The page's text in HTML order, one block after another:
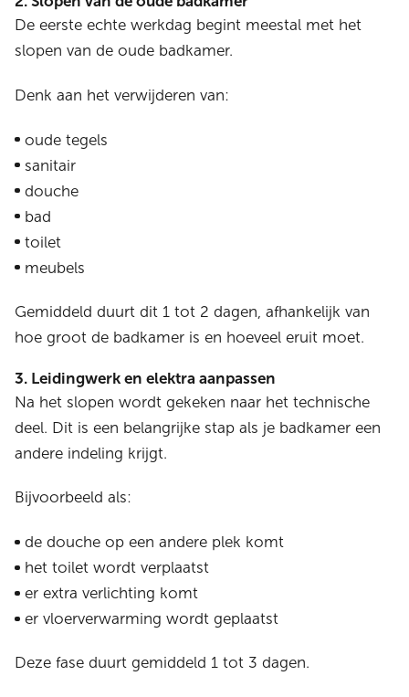
De eerste echte werkdag begint meestal met het
slopen van de oude badkamer.
Denk aan het verwijderen van:
oude tegels
sanitair
douche
bad
toilet
meubels
Gemiddeld duurt dit 1 tot 2 dagen, afhankelijk van
hoe groot de badkamer is en hoeveel eruit moet.
3. Leidingwerk en elektra aanpassen
Na het slopen wordt gekeken naar het technische
deel. Dit is een belangrijke stap als je badkamer een
andere indeling krijgt.
Bijvoorbeeld als:
de douche op een andere plek komt
het toilet wordt verplaatst
er extra verlichting komt
er vloerverwarming wordt geplaatst
Deze fase duurt gemiddeld 1 tot 3 dagen.